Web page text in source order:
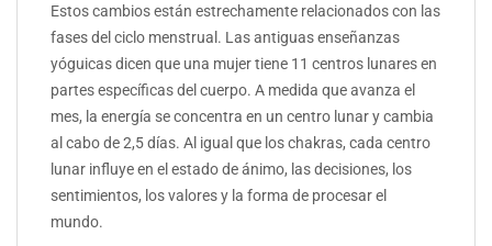
Estos cambios están estrechamente relacionados con las
fases del ciclo menstrual. Las antiguas enseñanzas
yóguicas dicen que una mujer tiene 11 centros lunares en
partes específicas del cuerpo. A medida que avanza el
mes, la energía se concentra en un centro lunar y cambia
al cabo de 2,5 días. Al igual que los chakras, cada centro
lunar influye en el estado de ánimo, las decisiones, los
sentimientos, los valores y la forma de procesar el
mundo.